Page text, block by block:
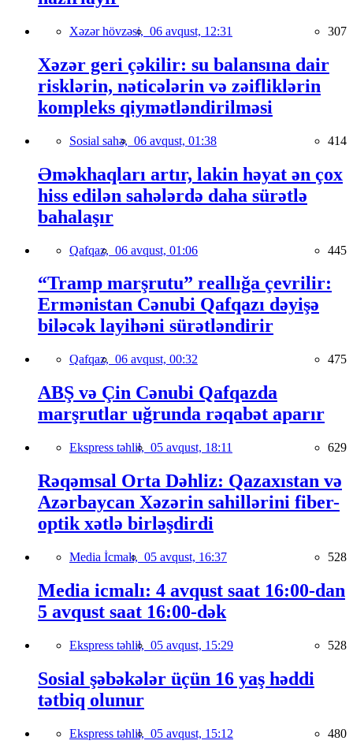
Xəzər hövzəsi, 06 avqust, 12:31 307
Xəzər geri çəkilir: su balansına dair
risklərin, nəticələrin və zəifliklərin
kompleks qiymətləndirilməsi
Sosial sahə, 06 avqust, 01:38 414
Əməkhaqları artır, lakin həyat ən çox
hiss edilən sahələrdə daha sürətlə
bahalaşır
Qafqaz, 06 avqust, 01:06 445
“Tramp marşrutu” reallığa çevrilir:
Ermənistan Cənubi Qafqazı dəyişə
biləcək layihəni sürətləndirir
Qafqaz, 06 avqust, 00:32 475
ABŞ və Çin Cənubi Qafqazda
marşrutlar uğrunda rəqabət aparır
Ekspress təhlil, 05 avqust, 18:11 629
Rəqəmsal Orta Dəhliz: Qazaxıstan və
Azərbaycan Xəzərin sahillərini fiber-
optik xətlə birləşdirdi
Media İcmalı, 05 avqust, 16:37 528
Media icmalı: 4 avqust saat 16:00-dan
5 avqust saat 16:00-dək
Ekspress təhlil, 05 avqust, 15:29 528
Sosial şəbəkələr üçün 16 yaş həddi
tətbiq olunur
Ekspress təhlil, 05 avqust, 15:12 480